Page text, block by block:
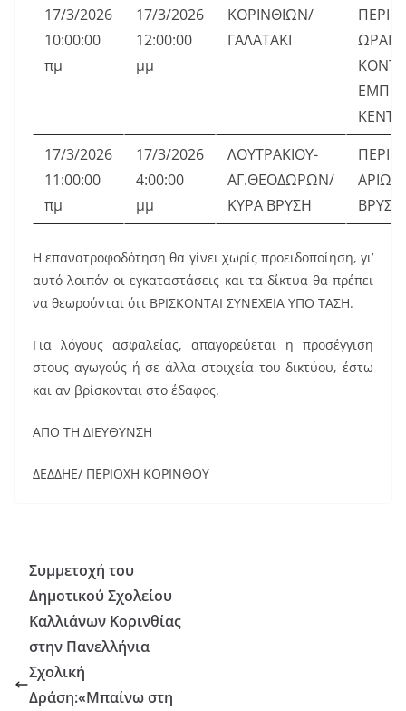
17/3/2026
10:00:00
πμ
17/3/2026
12:00:00
μμ
ΚΟΡΙΝΘΙΩΝ/
ΓΑΛΑΤΑΚΙ
17/3/2026
11:00:00
πμ
17/3/2026
4:00:00
μμ
ΛΟΥΤΡΑΚΙΟΥ-
ΑΓ.ΘΕΟΔΩΡΩΝ/
ΚΥΡΑ ΒΡΥΣΗ
ΒΡΥΣΗ
Η επανατροφοδότηση θα γίνει χωρίς προειδοποίηση, γι’
αυτό λοιπόν οι εγκαταστάσεις και τα δίκτυα θα πρέπει
να θεωρούνται ότι ΒΡΙΣΚΟΝΤΑΙ ΣΥΝΕΧΕΙΑ ΥΠΟ ΤΑΣΗ.
Για λόγους ασφαλείας, απαγορεύεται η προσέγγιση
στους αγωγούς ή σε άλλα στοιχεία του δικτύου, έστω
και αν βρίσκονται στο έδαφος.
ΑΠΟ ΤΗ ΔΙΕΥΘΥΝΣΗ
ΔΕΔΔΗΕ/ ΠΕΡΙΟΧΗ ΚΟΡΙΝΘΟΥ
Συμμετοχή του
Δημοτικού Σχολείου
Καλλιάνων Κορινθίας
στην Πανελλήνια
Σχολική
Δράση:«Μπαίνω στη